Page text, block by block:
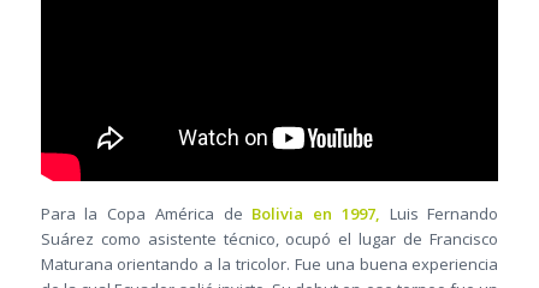
Para la Copa América de Bolivia en 1997, Luis Fernando
Suárez como asistente técnico, ocupó el lugar de Francisco
Maturana orientando a la tricolor. Fue una buena experiencia